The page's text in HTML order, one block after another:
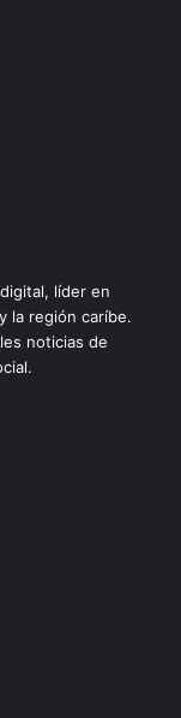
líder en
la región caríbe.
noticias de